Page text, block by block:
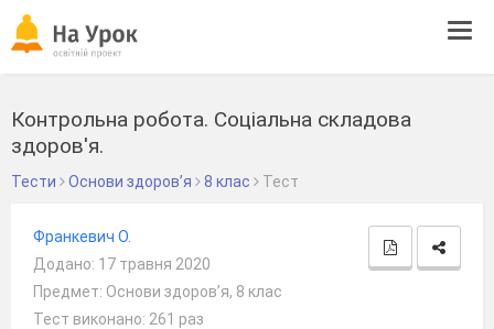
Контрольна робота. Соціальна складова
здоров'я.
Тести Основи здоров’я 8 клас Тест
Франкевич О.
Додано: 17 травня 2020
Предмет: Основи здоров’я, 8 клас
Тест виконано: 261 раз